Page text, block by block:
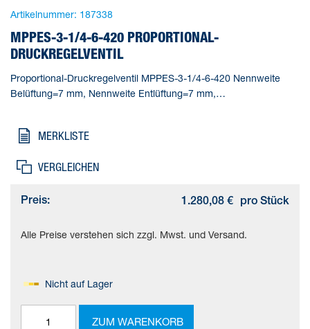
Artikelnummer: 187338
MPPES-3-1/4-6-420 PROPORTIONAL-
DRUCKREGELVENTIL
Proportional-Druckregelventil MPPES-3-1/4-6-420 Nennweite
Belüftung=7 mm, Nennweite Entlüftung=7 mm,
MERKLISTE
VERGLEICHEN
Preis: 1.280,08 € pro Stück
Alle Preise verstehen sich zzgl. Mwst. und Versand.
Nicht auf Lager
ZUM WARENKORB